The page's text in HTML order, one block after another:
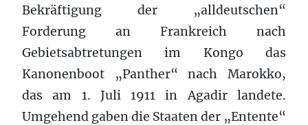
Bekräftigung der „alldeutschen“
Forderung an Frankreich nach
Gebietsabtretungen im Kongo das
Kanonenboot „Panther“ nach Marokko,
das am 1. Juli 1911 in Agadir landete.
Umgehend gaben die Staaten der „Entente“